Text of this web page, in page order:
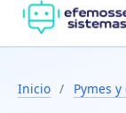
Inicio / Pymes